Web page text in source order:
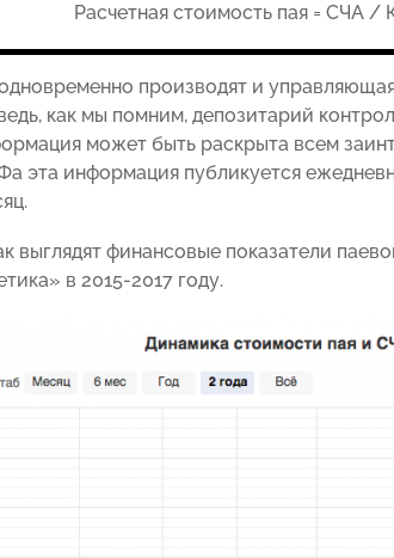
Расчетная стоимость пая = СЧА /
производят и
как мы помним, депозитарий
может быть раскрыта всем
эта информация публикуется
выглядят финансовые показатели
в 2015-2017 году.